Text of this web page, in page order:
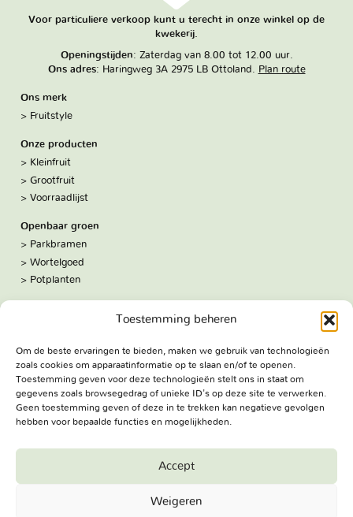
Toestemming beheren
Om de beste ervaringen te bieden, maken we gebruik van technologieën
zoals cookies om apparaatinformatie op te slaan en/of te openen.
Toestemming geven voor deze technologieën stelt ons in staat om
gegevens zoals browsegedrag of unieke ID's op deze site te verwerken.
Geen toestemming geven of deze in te trekken kan negatieve gevolgen
hebben voor bepaalde functies en mogelijkheden.
Accept
Weigeren
Voor particuliere verkoop kunt u terecht in onze winkel op de
kwekerij.
Openingstijden: Zaterdag van 8.00 tot 12.00 uur.
Ons adres: Haringweg 3A 2975 LB Ottoland. Plan route
Ons merk
Fruitstyle
Onze producten
Kleinfruit
Grootfruit
Voorraadlijst
Openbaar groen
Parkbramen
Wortelgoed
Potplanten
Volg ons:
Facebook
Bezoekadres
Haringweg 3A
2975 LB Ottoland
Reserved.